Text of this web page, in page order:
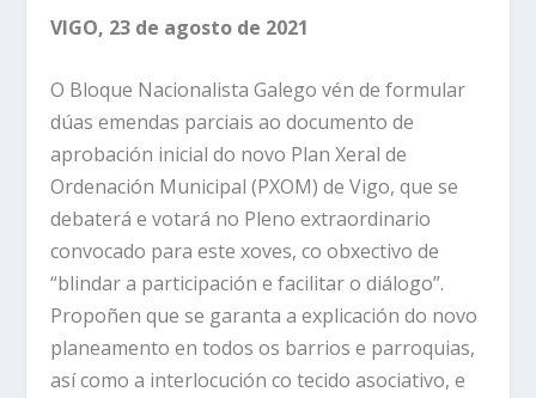
VIGO, 23 de agosto de 2021
O Bloque Nacionalista Galego vén de formular
dúas emendas parciais ao documento de
aprobación inicial do novo Plan Xeral de
Ordenación Municipal (PXOM) de Vigo, que se
debaterá e votará no Pleno extraordinario
convocado para este xoves, co obxectivo de
“blindar a participación e facilitar o diálogo”.
Propoñen que se garanta a explicación do novo
planeamento en todos os barrios e parroquias,
así como a interlocución co tecido asociativo, e